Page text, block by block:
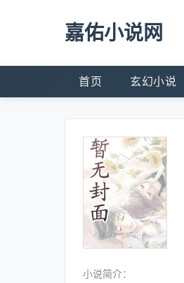
嘉佑小说网
首页 玄幻小说
小说简介：